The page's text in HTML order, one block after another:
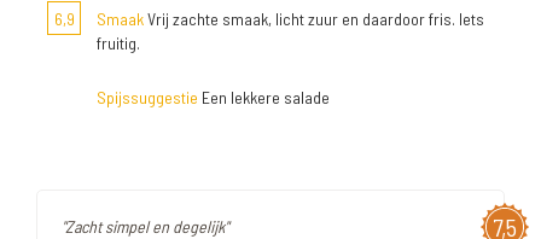
6,9 SmaakVrij zachte smaak, licht zuur en daardoor fris. Iets
fruitig.
Spijssuggestie Een lekkere salade
7,5
"Zacht simpel en degelijk"